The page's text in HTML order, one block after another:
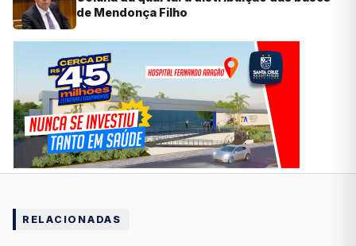
de Mendonça Filho
RELACIONADAS